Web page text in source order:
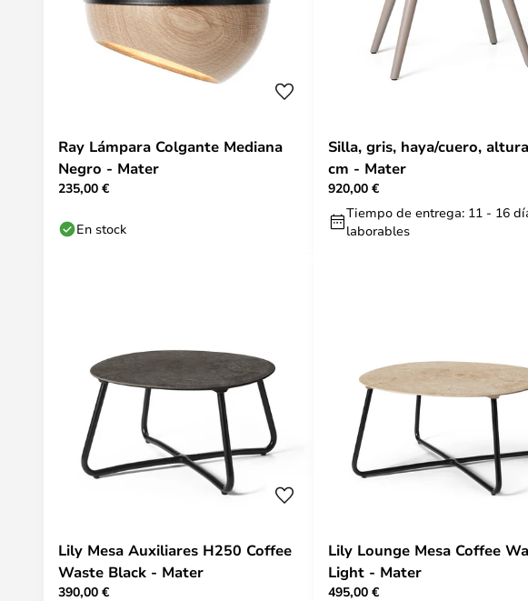
Ray Lámpara Colgante Mediana
Negro - Mater
235,00 €
En stock
Silla, gris, haya/cuero,
cm - Mater
920,00 €
Tiempo de entrega: 11 - 16
laborables
Lily Mesa Auxiliares H250 Coffee
Waste Black - Mater
390,00 €
Lily Lounge Mesa Coffee Waste
Light - Mater
495,00 €